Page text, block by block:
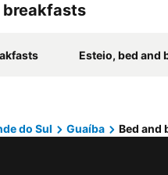
breakfasts
Esteio, bed and
do Sul Guaíba Bed and